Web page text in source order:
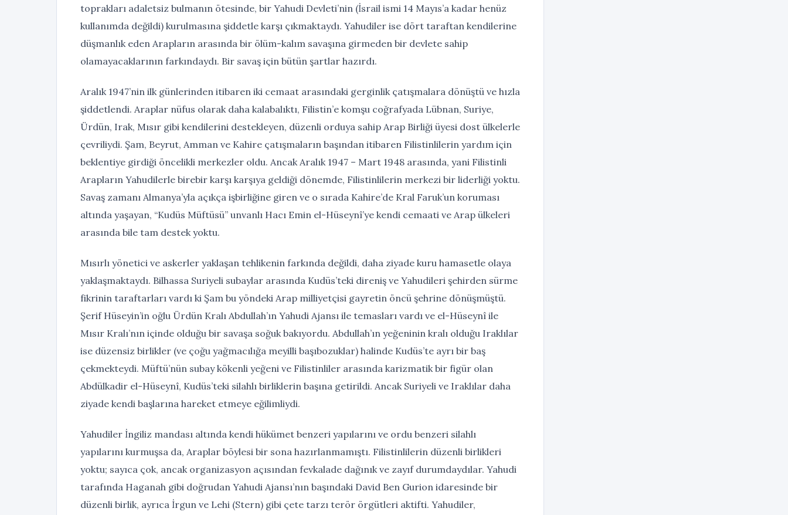
toprakları adaletsiz bulmanın ötesinde, bir Yahudi Devleti’nin (İsrail ismi 14 Mayıs’a kadar henüz
kullanımda değildi) kurulmasına şiddetle karşı çıkmaktaydı. Yahudiler ise dört taraftan kendilerine
düşmanlık eden Arapların arasında bir ölüm-kalım savaşına girmeden bir devlete sahip
olamayacaklarının farkındaydı. Bir savaş için bütün şartlar hazırdı.
Aralık 1947’nin ilk günlerinden itibaren iki cemaat arasındaki gerginlik çatışmalara dönüştü ve hızla
şiddetlendi. Araplar nüfus olarak daha kalabalıktı, Filistin’e komşu coğrafyada Lübnan, Suriye,
Ürdün, Irak, Mısır gibi kendilerini destekleyen, düzenli orduya sahip Arap Birliği üyesi dost ülkelerle
çevriliydi. Şam, Beyrut, Amman ve Kahire çatışmaların başından itibaren Filistinlilerin yardım için
beklentiye girdiği öncelikli merkezler oldu. Ancak Aralık 1947 – Mart 1948 arasında, yani Filistinli
Arapların Yahudilerle birebir karşı karşıya geldiği dönemde, Filistinlilerin merkezi bir liderliği yoktu.
Savaş zamanı Almanya’yla açıkça işbirliğine giren ve o sırada Kahire’de Kral Faruk’un koruması
altında yaşayan, “Kudüs Müftüsü” unvanlı Hacı Emin el-Hüseynî’ye kendi cemaati ve Arap ülkeleri
arasında bile tam destek yoktu.
Mısırlı yönetici ve askerler yaklaşan tehlikenin farkında değildi, daha ziyade kuru hamasetle olaya
yaklaşmaktaydı. Bilhassa Suriyeli subaylar arasında Kudüs’teki direniş ve Yahudileri şehirden sürme
fikrinin taraftarları vardı ki Şam bu yöndeki Arap milliyetçisi gayretin öncü şehrine dönüşmüştü.
Şerif Hüseyin’in oğlu Ürdün Kralı Abdullah’ın Yahudi Ajansı ile temasları vardı ve el-Hüseynî ile
Mısır Kralı’nın içinde olduğu bir savaşa soğuk bakıyordu. Abdullah’ın yeğeninin kralı olduğu Iraklılar
ise düzensiz birlikler (ve çoğu yağmacılığa meyilli başıbozuklar) halinde Kudüs’te ayrı bir baş
çekmekteydi. Müftü’nün subay kökenli yeğeni ve Filistinliler arasında karizmatik bir figür olan
Abdülkadir el-Hüseynî, Kudüs’teki silahlı birliklerin başına getirildi. Ancak Suriyeli ve Iraklılar daha
ziyade kendi başlarına hareket etmeye eğilimliydi.
Yahudiler İngiliz mandası altında kendi hükümet benzeri yapılarını ve ordu benzeri silahlı
yapılarını kurmuşsa da, Araplar böylesi bir sona hazırlanmamıştı. Filistinlilerin düzenli birlikleri
yoktu; sayıca çok, ancak organizasyon açısından fevkalade dağınık ve zayıf durumdaydılar. Yahudi
tarafında Haganah gibi doğrudan Yahudi Ajansı’nın başındaki David Ben Gurion idaresinde bir
düzenli birlik, ayrıca İrgun ve Lehi (Stern) gibi çete tarzı terör örgütleri aktifti. Yahudiler,